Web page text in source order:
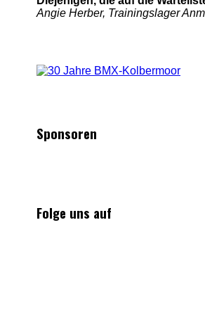
Angie Herber, Trainingslager
Sponsoren
Folge uns auf